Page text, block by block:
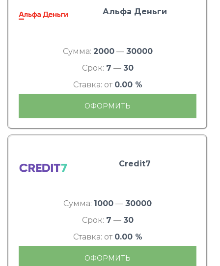
Альфа Деньги
Сумма: 2000— 30000
Срок: 7 — 30
Ставка: от 0.00 %
ОФОРМИТЬ
Credit7
Сумма: 1000 — 30000
Срок: 7 — 30
Ставка: от 0.00 %
ОФОРМИТЬ